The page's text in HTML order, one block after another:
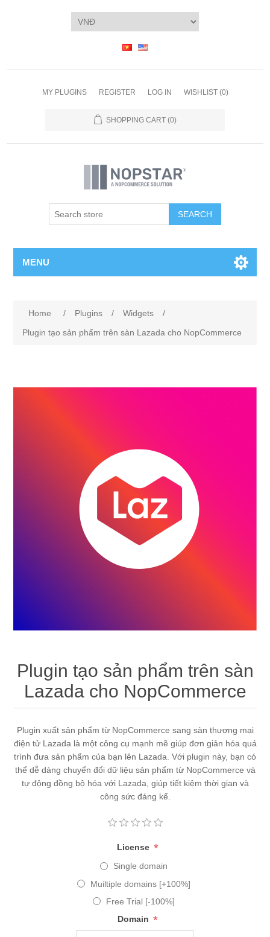
MY PLUGINS REGISTER LOG IN WISHLIST (0)
SHOPPING CART (0)
SEARCH
MENU
Home / Plugins / Widgets
/
Plugin tạo sản phẩm trên sàn Lazada cho NopCommerce
Plugin tạo sản phẩm trên sàn
Lazada cho NopCommerce
Plugin xuất sản phẩm từ NopCommerce sang sàn thương mại
điện tử Lazada là một công cụ mạnh mẽ giúp đơn giản hóa quá
trình đưa sản phẩm của bạn lên Lazada. Với plugin này, bạn có
thể dễ dàng chuyển đổi dữ liệu sản phẩm từ NopCommerce và
tự động đồng bộ hóa với Lazada, giúp tiết kiệm thời gian và
công sức đáng kể.
License *
Single domain
Muiltiple domains [+100%]
Free Trial [-100%]
Domain *